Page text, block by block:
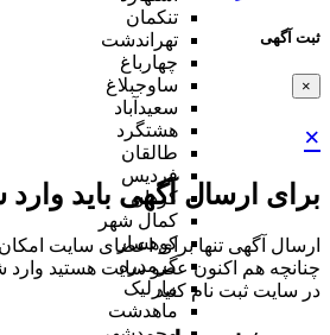
ثبت آگهی
×
×
برای ارسال آگهی باید
ارسال آگهی تنها برای اعضای سایت
چنانچه هم‌ اکنون عضو سایت هستید وارد
در سایت ثبت نام کنید
تنکمان
تهراندشت
چهارباغ
ساوجبلاغ
سعیدآباد
هشتگرد
طالقان
فردیس
کردان
کمال شهر
کوهسار
گرمدره
مارلیک
ماهدشت